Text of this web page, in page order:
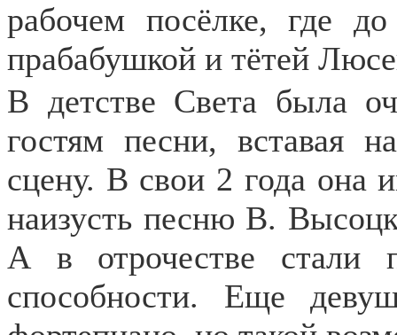
рабочем посёлке, где
прабабушкой и тётей
В детстве Света была
гостям песни, вставая
сцену. В свои 2 года она
наизусть песню В.
А в отрочестве стали
способности. Еще